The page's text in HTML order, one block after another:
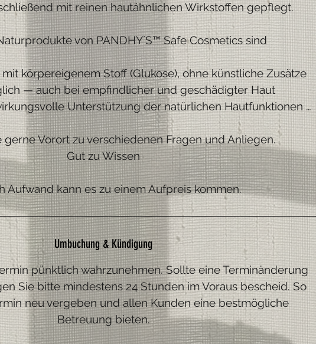
mit reinen hautähnlichen Wirkstoffen gepflegt.
von PANDHY´S™ Safe Cosmetics sind
körpereigenem Stoff (Glukose), ohne künstliche Zusätze
— auch bei empfindlicher und geschädigter Haut
Unterstützung der natürlichen Hautfunktionen …
gerne Vorort zu verschiedenen Fragen und Anliegen.
Gut zu Wissen
Aufwand kann es zu einem Aufpreis kommen.
Umbuchung & Kündigung
pünktlich wahrzunehmen. Sollte eine Terminänderung
Sie bitte mindestens 24 Stunden im Voraus bescheid. So
neu vergeben und allen Kunden eine bestmögliche
Betreuung bieten.